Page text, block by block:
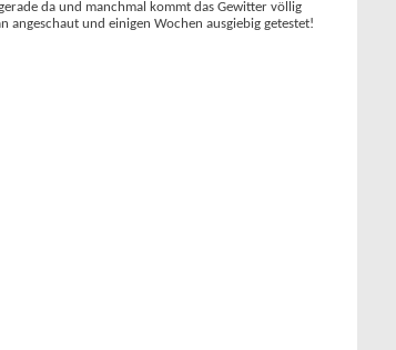
da und manchmal kommt das Gewitter völlig
angeschaut und einigen Wochen ausgiebig getestet!